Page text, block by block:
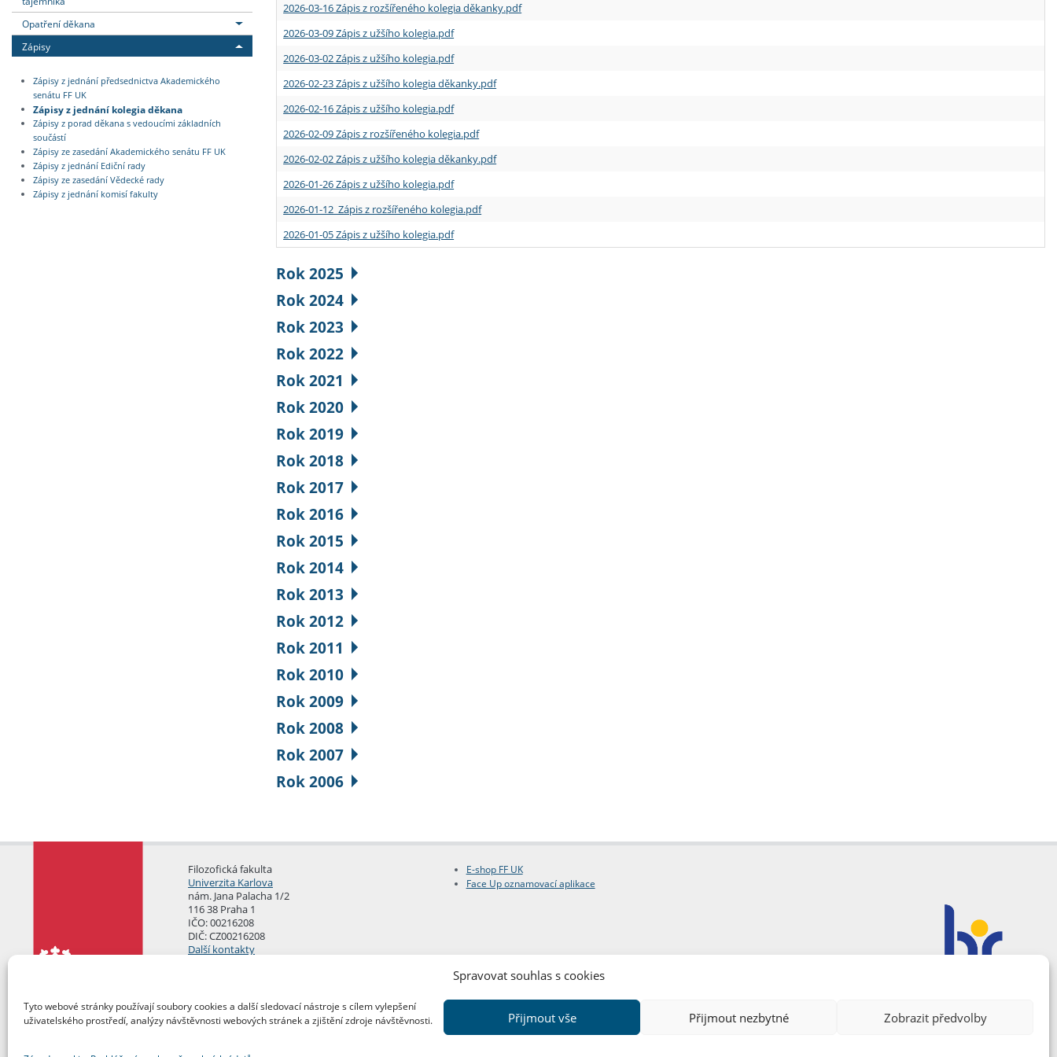
Spravovat souhlas s cookies
Tyto webové stránky používají soubory cookies a další sledovací nástroje s cílem vylepšení
uživatelského prostředí, analýzy návštěvnosti webových stránek a zjištění zdroje návštěvnosti.
Přijmout vše Přijmout nezbytné Zobrazit předvolby
Opatření děkana
Zápisy
Zápisy z jednání předsednictva Akademického
senátu FF UK
Zápisy z jednání kolegia děkana
Zápisy z porad děkana s vedoucími základních
součástí
Zápisy ze zasedání Akademického senátu FF UK
Zápisy z jednání Ediční rady
Zápisy ze zasedání Vědecké rady
Zápisy z jednání komisí fakulty
2026-03-16 Zápis z rozšířeného kolegia děkanky.pdf
2026-03-09 Zápis z užšího kolegia.pdf
2026-03-02 Zápis z užšího kolegia.pdf
2026-02-23 Zápis z užšího kolegia děkanky.pdf
2026-02-16 Zápis z užšího kolegia.pdf
2026-02-09 Zápis z rozšířeného kolegia.pdf
2026-02-02 Zápis z užšího kolegia děkanky.pdf
2026-01-26 Zápis z užšího kolegia.pdf
2026-01-12 Zápis z rozšířeného kolegia.pdf
2026-01-05 Zápis z užšího kolegia.pdf
Rok 2025
Rok 2024
Rok 2023
Rok 2022
Rok 2021
Rok 2020
Rok 2019
Rok 2018
Rok 2017
Rok 2016
Rok 2015
Rok 2014
Rok 2013
Rok 2012
Rok 2011
Rok 2010
Rok 2009
Rok 2008
Rok 2007
Rok 2006
Filozofická fakulta
Univerzita Karlova
nám. Jana Palacha 1/2
116 38 Praha 1
IČO: 00216208
DIČ: CZ00216208
Další kontakty
E-shop FF UK
Face Up oznamovací aplikace